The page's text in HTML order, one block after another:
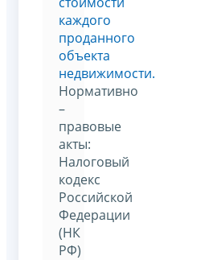
каждого
проданного
объекта
недвижимости.
Нормативно
–
правовые
акты:
Налоговый
кодекс
Российской
Федерации
(НК
РФ)